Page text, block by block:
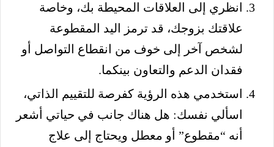
انظري إلى العلاقات المحيطة بك، وخاصة
علاقتك بزوجك، قد ترمز اليد المقطوعة
لشخص آخر إلى خوف من انقطاع التواصل أو
فقدان الدعم والتعاون بينكما.
استخدمي هذه الرؤية كفرصة للتقييم الذاتي،
اسألي نفسك: هل هناك جانب في حياتي أشعر
أنه “مقطوع” أو معطل ويحتاج إلى علاج